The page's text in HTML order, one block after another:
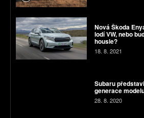
Nová Škoda
lodí VW, nebo
housle?
18. 8. 2021
Subaru
generace
28. 8. 2020